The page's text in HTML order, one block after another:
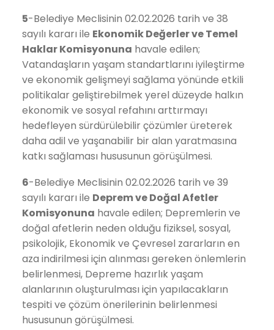
5-Belediye Meclisinin 02.02.2026 tarih ve 38
sayılı kararı ile Ekonomik Değerler ve Temel
HaklarKomisyonuna havale edilen;
Vatandaşların yaşam standartlarını iyileştirme
ve ekonomik gelişmeyi sağlama yönünde etkili
politikalar geliştirebilmek yerel düzeyde halkın
ekonomik ve sosyal refahını arttırmayı
hedefleyen sürdürülebilir çözümler üreterek
daha adil ve yaşanabilir bir alan yaratmasına
katkı sağlaması hususunun görüşülmesi.
6-Belediye Meclisinin 02.02.2026 tarih ve 39
sayılı kararı ile Deprem ve Doğal Afetler
Komisyonuna havale edilen; Depremlerin ve
doğal afetlerin neden olduğu fiziksel, sosyal,
psikolojik, Ekonomik ve Çevresel zararların en
aza indirilmesi için alınması gereken önlemlerin
belirlenmesi, Depreme hazırlık yaşam
alanlarının oluşturulması için yapılacakların
tespiti ve çözüm önerilerinin belirlenmesi
hususunun görüşülmesi.